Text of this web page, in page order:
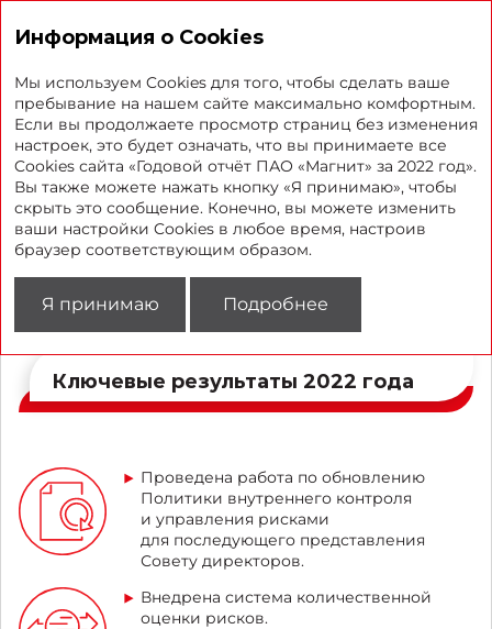
Совершенствование СВК
и СУР в 2022 году
В ходе совершенствования СВК и СУР в 2022 г.
учитывались такие факторы, как масштаб
деятельности, специфика ритейла,
разнонаправленность бизнеса Компании, нормативно-
правовая среда.
Ключевые результаты 2022 года
Проведена работа по обновлению
Политики внутреннего контроля
и управления рисками
для последующего представления
Совету директоров.
Внедрена система количественной
оценки рисков.
Информация о Cookies
Мы используем Cookies для того, чтобы сделать ваше
пребывание на нашем сайте максимально комфортным.
Если вы продолжаете просмотр страниц без изменения
настроек, это будет означать, что вы принимаете все
Cookies сайта «Годовой отчёт ПАО «Магнит» за 2022 год».
Вы также можете нажать кнопку «Я принимаю», чтобы
скрыть это сообщение. Конечно, вы можете изменить
ваши настройки Cookies в любое время, настроив
браузер соответствующим образом.
Я принимаю Подробнее